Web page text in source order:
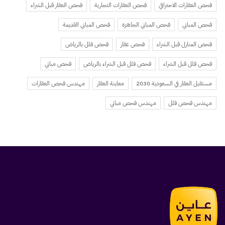
فحص العقارات الاحترافي فحص العقارات التجارية فحص العقار قبل الشراء
فحص المباني فحص المباني الجاهزة فحص المباني القديمة
فحص المنازل قبل الشراء فحص عقار فحص فلل بالرياض
فحص فلل قبل الشراء فحص فلل قبل الشراء بالرياض فحص مباني
مستقبل العقار في السعودية 2030 معاينة العقار مهندس فحص العقارات
مهندس فحص فلل مهندس فحص مباني